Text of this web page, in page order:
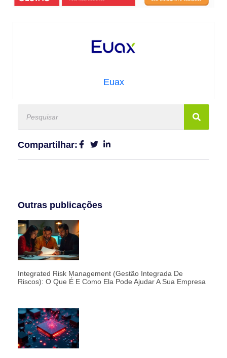
Euax
Compartilhar:
Outras publicações
Integrated Risk Management (Gestão Integrada De
Riscos): O Que É E Como Ela Pode Ajudar A Sua Empresa